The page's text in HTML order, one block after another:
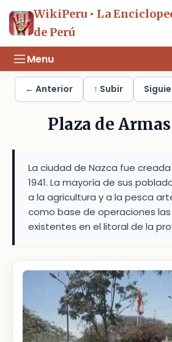
WikiPeru • La
de Perú
Menu
← Anterior ↑ Subir
Plaza de
La ciudad de Nazca fue
1941. La mayoría de sus
a la agricultura y a la pesca
como base de operaciones
existentes en el litoral de la